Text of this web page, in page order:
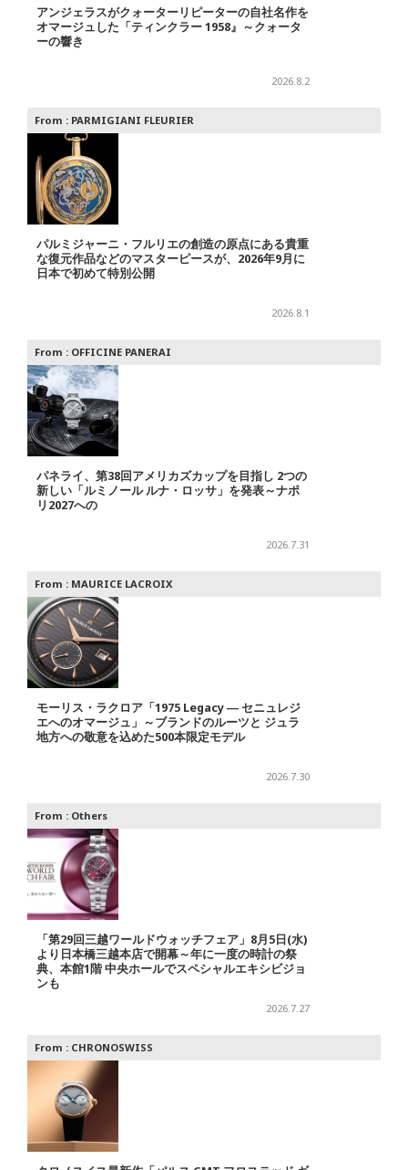
アンジェラスがクォーターリピーターの自社名作を
オマージュした「ティンクラー 1958』～クォータ
ーの響き
2026.8.2
From : PARMIGIANI FLEURIER
パルミジャーニ・フルリエの創造の原点にある貴重
な復元作品などのマスターピースが、2026年9月に
日本で初めて特別公開
2026.8.1
From : OFFICINE PANERAI
パネライ、第38回アメリカズカップを目指し 2つの
新しい「ルミノール ルナ・ロッサ」を発表～ナポ
リ2027への
2026.7.31
From : MAURICE LACROIX
モーリス・ラクロア「1975 Legacy ― セニュレジ
エへのオマージュ」～ブランドのルーツと ジュラ
地方への敬意を込めた500本限定モデル
2026.7.30
From : Others
「第29回三越ワールドウォッチフェア」8月5日(水)
より日本橋三越本店で開幕～年に一度の時計の祭
典、本館1階 中央ホールでスペシャルエキシビジョ
ンも
2026.7.27
From : CHRONOSWISS